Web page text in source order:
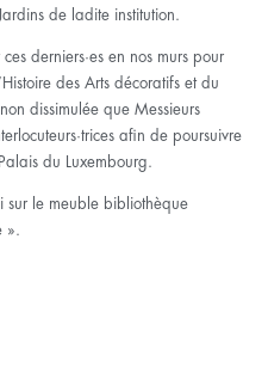
de ladite institution.
derniers·es en nos murs pour
des Arts décoratifs et du
dissimulée que Messieurs
afin de poursuivre
du Luxembourg.
sur le meuble bibliothèque
».